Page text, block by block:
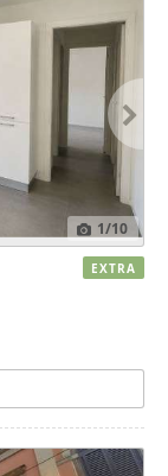
1/10
EXTRA